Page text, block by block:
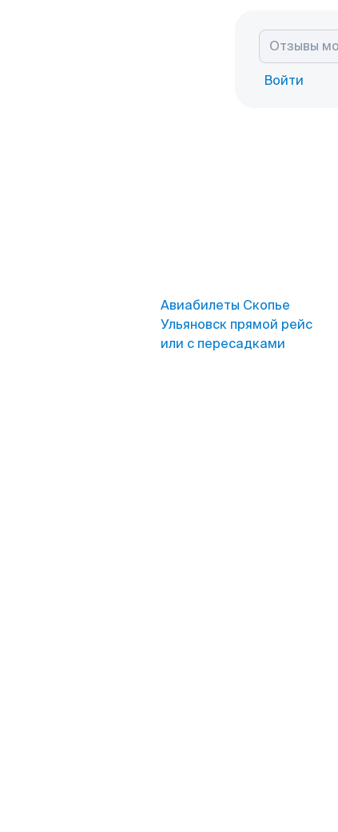
Войти
Авиабилеты Скопье
Ульяновск прямой рейс
или с пересадками